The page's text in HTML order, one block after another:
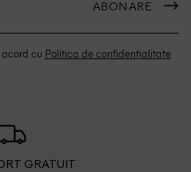
ABONARE
cu Politica de confidentialitate
GRATUIT